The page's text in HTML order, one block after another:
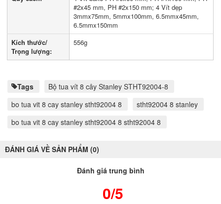
#2x45 mm, PH #2x150 mm; 4 Vít dẹp
3mmx75mm, 5mmx100mm, 6.5mmx45mm,
6.5mmx150mm
Kích thước/
Trọng lượng:
556g
Tags
Bộ tua vít 8 cây Stanley STHT92004-8
bo tua vit 8 cay stanley stht92004 8
stht92004 8 stanley
bo tua vit 8 cay stanley stht92004 8 stht92004 8
ĐÁNH GIÁ VỀ SẢN PHẨM (0)
Đánh giá trung bình
0/5